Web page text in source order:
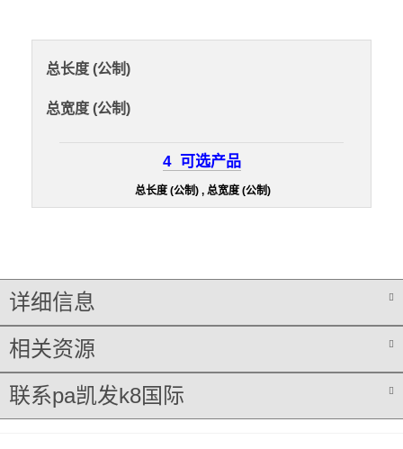
总长度 (公制)
总宽度 (公制)
4 可选产品
总长度 (公制) , 总宽度 (公制)
详细信息
相关资源
联系pa凯发k8国际